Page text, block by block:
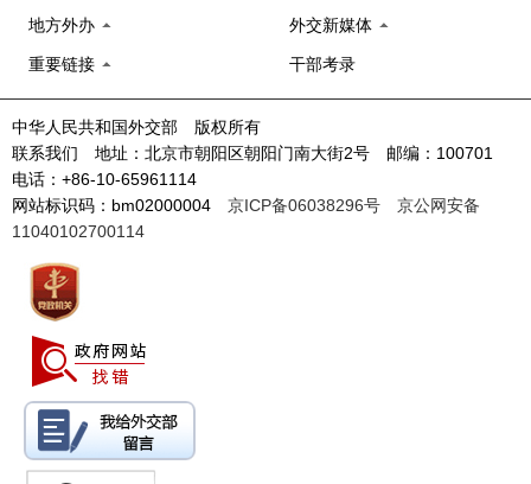
地方外办 外交新媒体
重要链接 干部考录
中华人民共和国外交部 版权所有
联系我们 地址：北京市朝阳区朝阳门南大街2号 邮编：100701
电话：+86-10-65961114
网站标识码：bm02000004 京ICP备06038296号
京公网安备
11040102700114